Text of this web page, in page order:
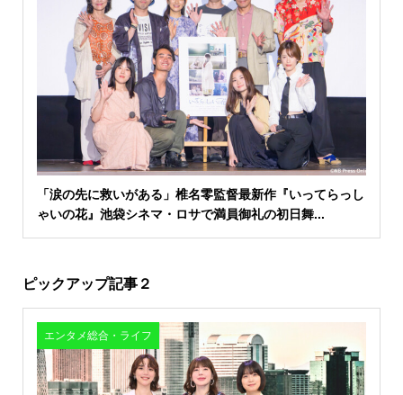
「涙の先に救いがある」椎名零監督最新作『いってらっし
ゃいの花』池袋シネマ・ロサで満員御礼の初日舞...
ピックアップ記事２
エンタメ総合・ライフ